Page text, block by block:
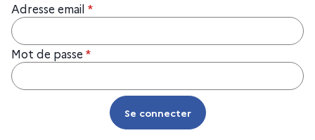
Adresse email *
Mot de passe *
Se connecter
Se connecter